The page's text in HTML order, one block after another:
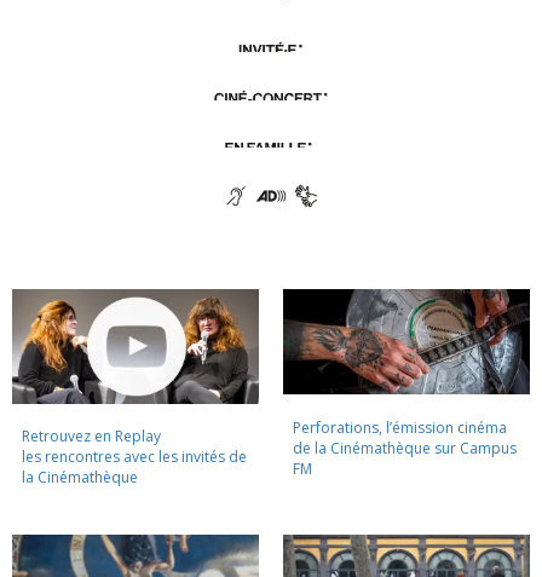
Retrouvez en Replay
les rencontres avec les invités de
la Cinémathèque
Perforations, l’émission cinéma
de la Cinémathèque sur Campus
FM